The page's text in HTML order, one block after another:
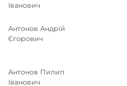
Іванович
Антонов Андрій
Єгорович
Антонов Пилип
Іванович